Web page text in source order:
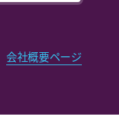
会社概要ページ